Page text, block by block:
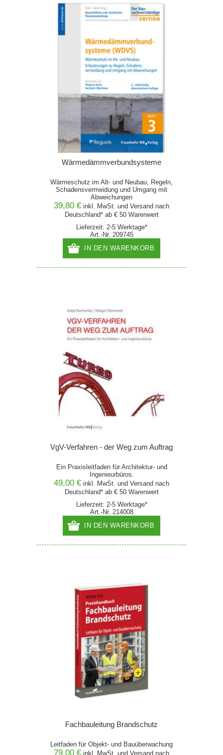
Wärmedämmverbundsysteme
Wärmeschutz im Alt- und Neubau, Regeln,
Schadensvermeidung und Umgang mit
Abweichungen
39,80 € inkl. MwSt. und Versand nach
Deutschland* ab € 50 Warenwert
Lieferzeit: 2-5 Werktage*
Art.-Nr. 209745
IN DEN WARENKORB
VgV-Verfahren - der Weg zum Auftrag
Ein Praxisleitfaden für Architektur- und
Ingenieurbüros.
49,00 € inkl. MwSt. und Versand nach
Deutschland* ab € 50 Warenwert
Lieferzeit: 2-5 Werktage*
Art.-Nr. 214008
IN DEN WARENKORB
Fachbauleitung Brandschutz
Leitfaden für Objekt- und Bauüberwachung
79,00 € inkl. MwSt. und Versand nach